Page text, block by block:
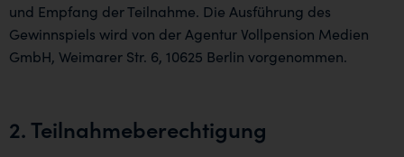
und Empfang der Teilnahme. Die Ausführung des
Gewinnspiels wird von der Agentur Vollpension Medien
GmbH, Weimarer Str. 6, 10625 Berlin vorgenommen.
2. Teilnahmeberechtigung